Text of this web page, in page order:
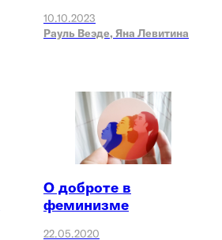
10.10.2023
Рауль Веэде, Яна Левитина
О доброте в
феминизме
22.05.2020